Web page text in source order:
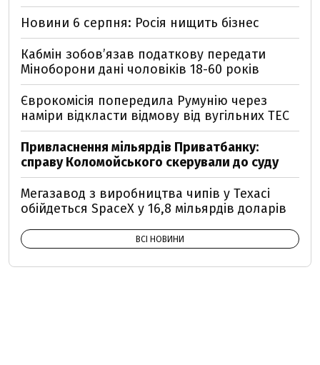
Новини 6 серпня: Росія нищить бізнес
Кабмін зобовʼязав податкову передати
Міноборони дані чоловіків 18-60 років
Єврокомісія попередила Румунію через
наміри відкласти відмову від вугільних ТЕС
Привласнення мільярдів Приватбанку:
справу Коломойського скерували до суду
Мегазавод з виробництва чипів у Техасі
обійдеться SpaceX у 16,8 мільярдів доларів
ВСІ НОВИНИ